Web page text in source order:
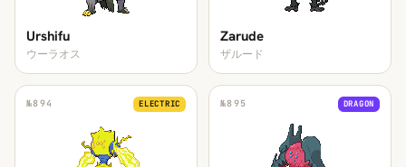
Urshifu
ウーラオス
Zarude
ザルード
№894 ELECTRIC №895 DRAGON